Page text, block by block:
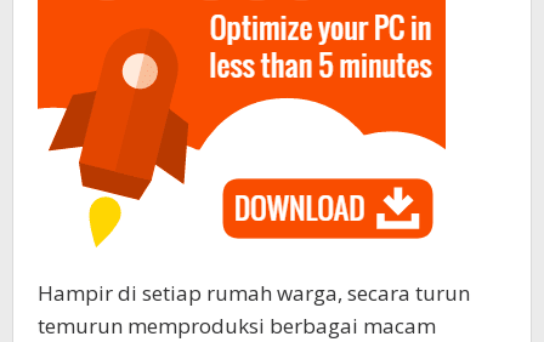
Hampir di setiap rumah warga, secara turun
temurun memproduksi berbagai macam